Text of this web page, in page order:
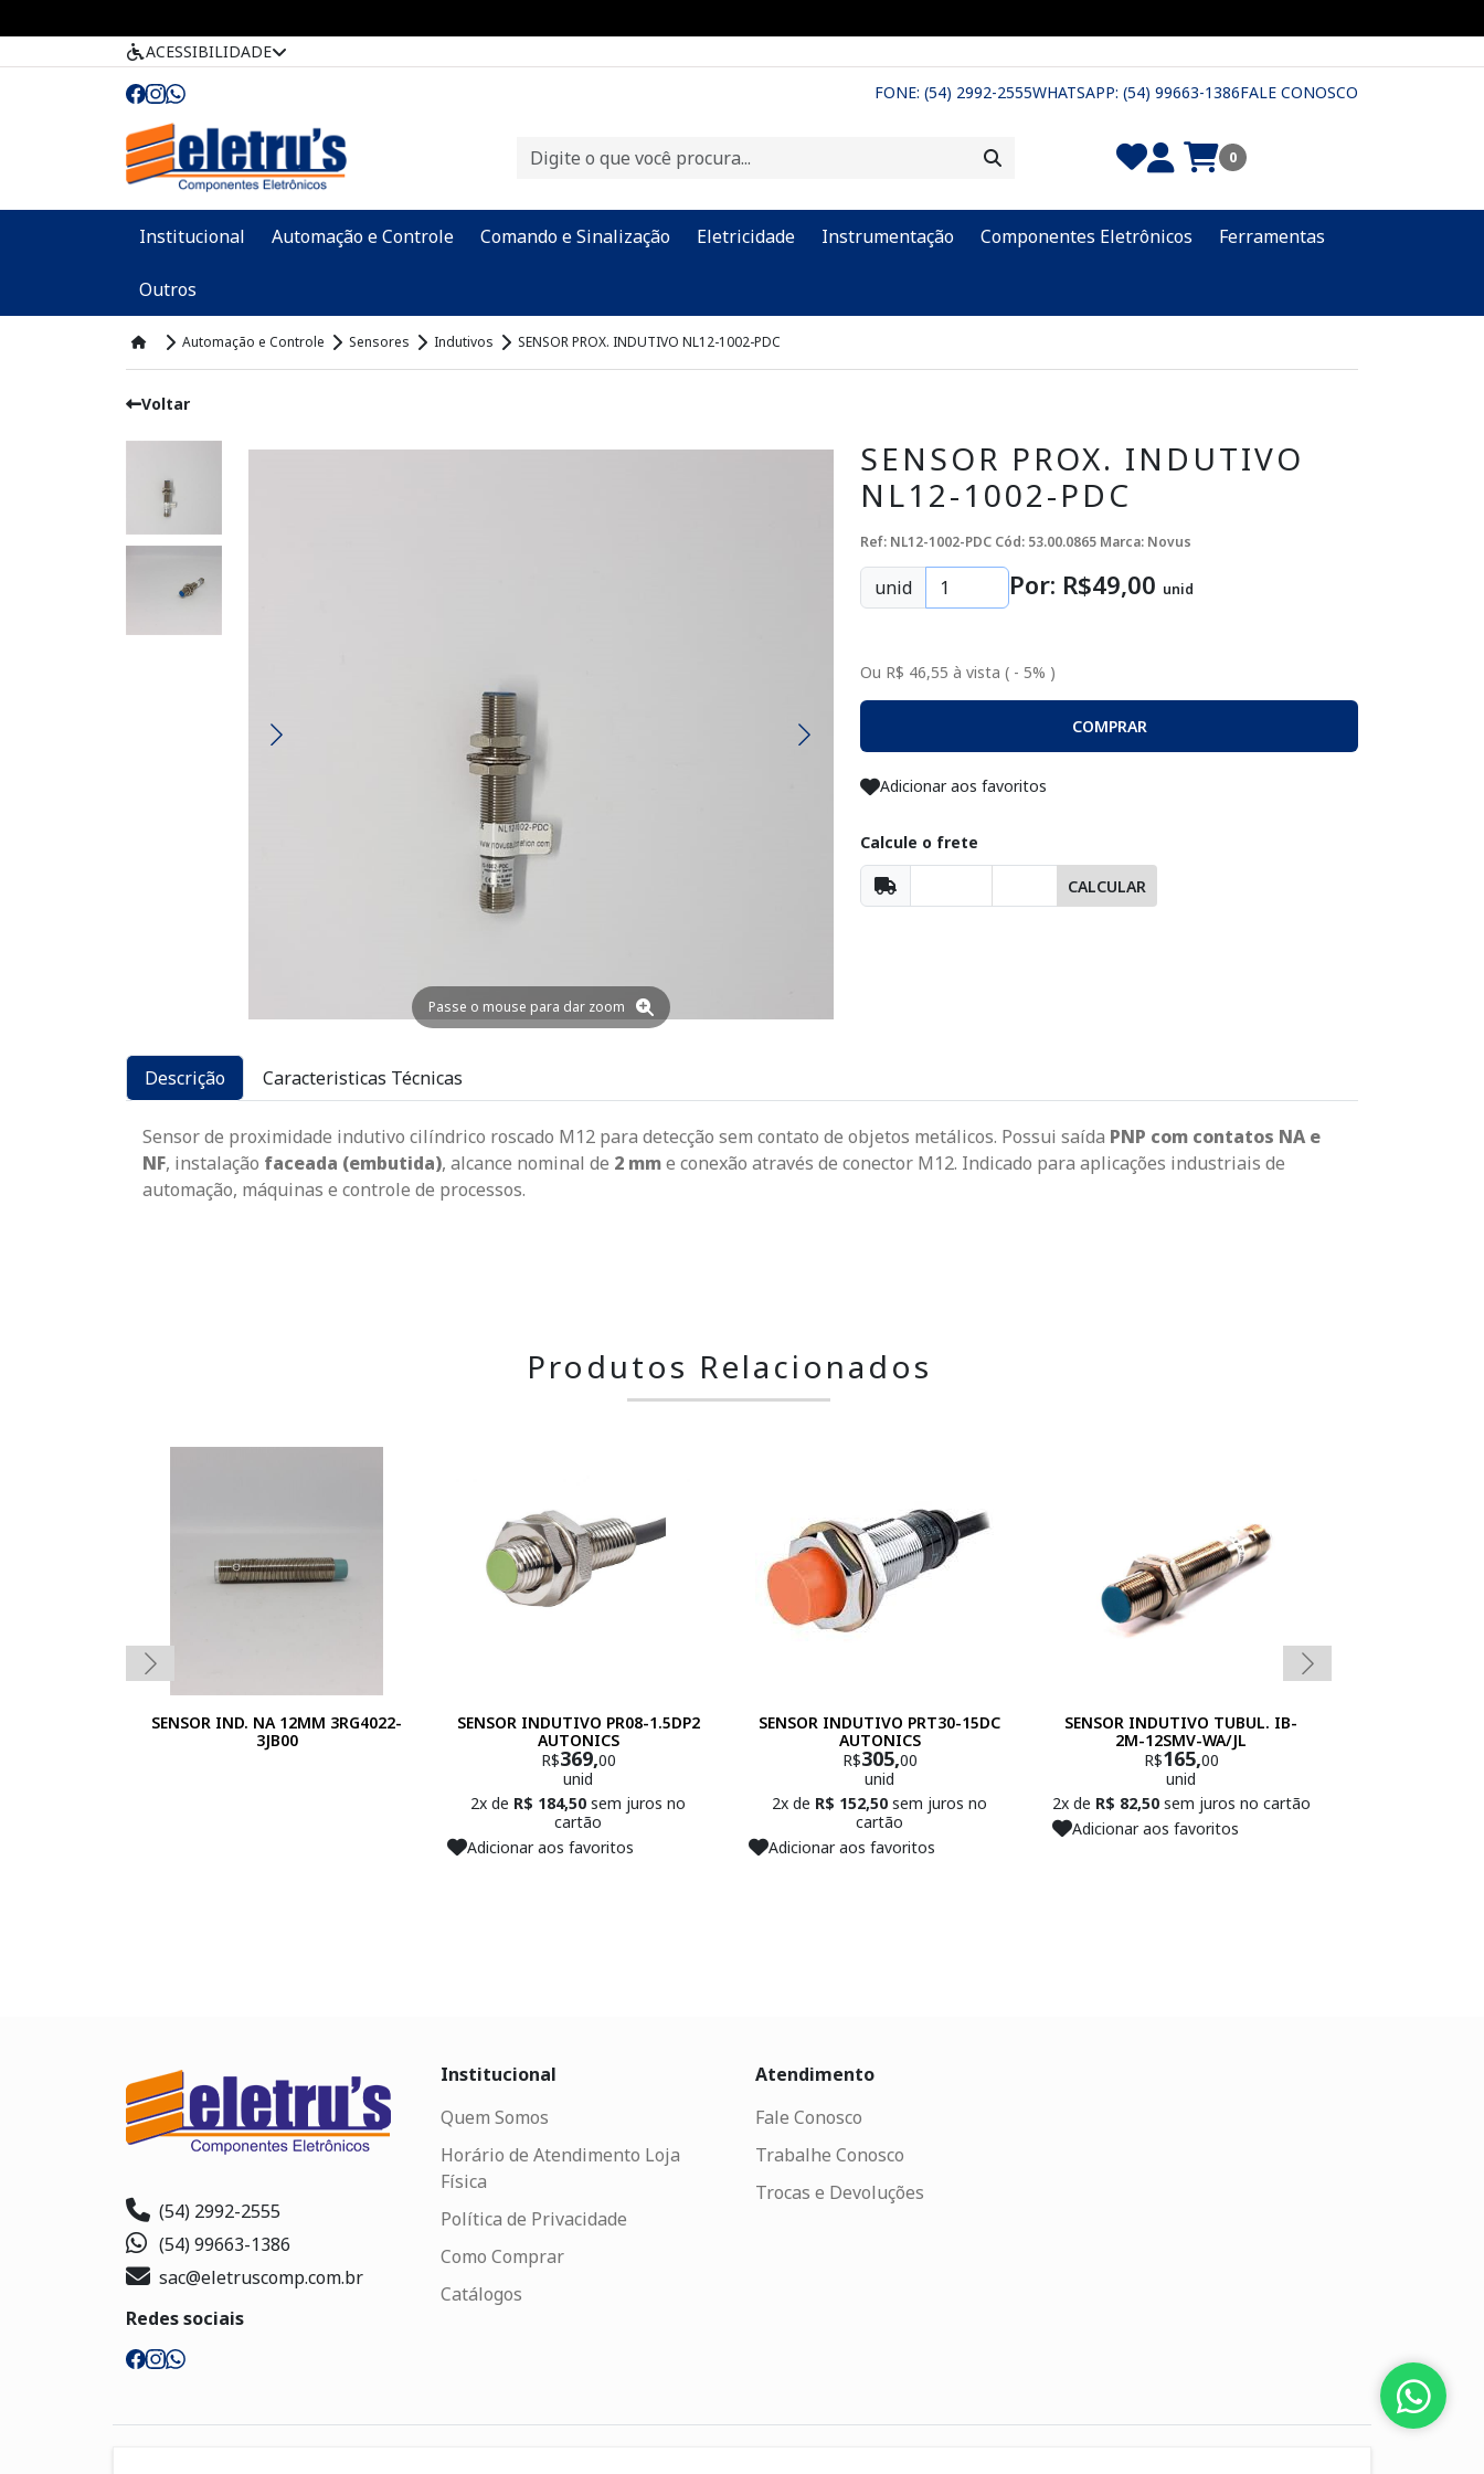
ACESSIBILIDADE
FONE: (54) 2992-2555WHATSAPP: (54) 99663-1386FALE CONOSCO
0
Institucional Automação e Controle Comando e Sinalização Eletricidade Instrumentação Componentes Eletrônicos Ferramentas
Outros
Automação e Controle Sensores Indutivos SENSOR PROX. INDUTIVO NL12-1002-PDC
Voltar
Passe o mouse para dar zoom
SENSOR PROX. INDUTIVO
NL12-1002-PDC
Ref: NL12-1002-PDC Cód: 53.00.0865 Marca: Novus
unid Por: R$49,00 unid
Ou R$ 46,55 à vista ( - 5% )
COMPRAR
Adicionar aos favoritos
Calcule o frete
CALCULAR
Descrição Caracteristicas Técnicas
Sensor de proximidade indutivo cilíndrico roscado M12 para detecção sem contato de objetos metálicos. Possui saída PNP com contatos NA e
NF, instalação faceada (embutida), alcance nominal de 2 mme conexão através de conector M12. Indicado para aplicações industriais de
automação, máquinas e controle de processos.
Produtos Relacionados
SENSOR IND. NA 12MM 3RG4022-
3JB00
SENSOR INDUTIVO PR08-1.5DP2
AUTONICS
R$369,00
unid
2x de R$ 184,50 sem juros no
cartão
Adicionar aos favoritos
SENSOR INDUTIVO PRT30-15DC
AUTONICS
R$305,00
unid
2x de R$ 152,50 sem juros no
cartão
Adicionar aos favoritos
SENSOR INDUTIVO TUBUL. IB-
2M-12SMV-WA/JL
R$165,00
unid
2x de R$ 82,50sem juros no cartão
Adicionar aos favoritos
(54) 2992-2555
(54) 99663-1386
sac@eletruscomp.com.br
Redes sociais
Institucional
Quem Somos
Horário de Atendimento Loja
Física
Política de Privacidade
Como Comprar
Catálogos
Atendimento
Fale Conosco
Trabalhe Conosco
Trocas e Devoluções